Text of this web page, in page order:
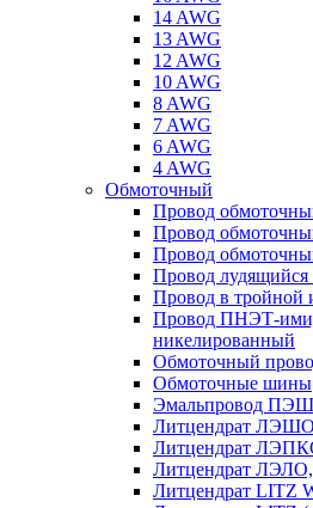
14 AWG
13 AWG
12 AWG
10 AWG
8 AWG
7 AWG
6 AWG
4 AWG
Обмоточный
Провод
Провод
Провод
Провод
Провод в тройной
Провод ПНЭТ-
никелированный
Обмоточный
Обмоточные шины
Эмальпровод
Литцендрат
Литцендрат
Литцендрат
Литцендрат LITZ